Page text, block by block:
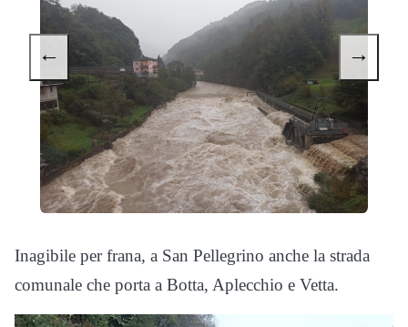
← →
Inagibile per frana, a San Pellegrino anche la strada
comunale che porta a Botta, Aplecchio e Vetta.